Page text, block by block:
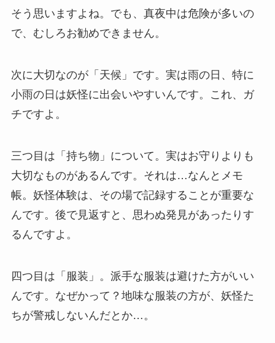
そう思いますよね。でも、真夜中は危険が多いの
で、むしろお勧めできません。
次に大切なのが「天候」です。実は雨の日、特に
小雨の日は妖怪に出会いやすいんです。これ、ガ
チですよ。
三つ目は「持ち物」について。実はお守りよりも
大切なものがあるんです。それは…なんとメモ
帳。妖怪体験は、その場で記録することが重要な
んです。後で見返すと、思わぬ発見があったりす
るんですよ。
四つ目は「服装」。派手な服装は避けた方がいい
んです。なぜかって？地味な服装の方が、妖怪た
ちが警戒しないんだとか…。